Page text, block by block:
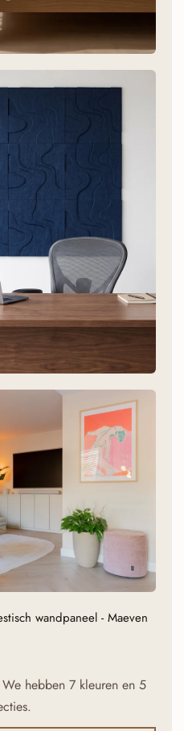
sage green
burgundy
neutrale tinten
hebben 7 kleuren en 5